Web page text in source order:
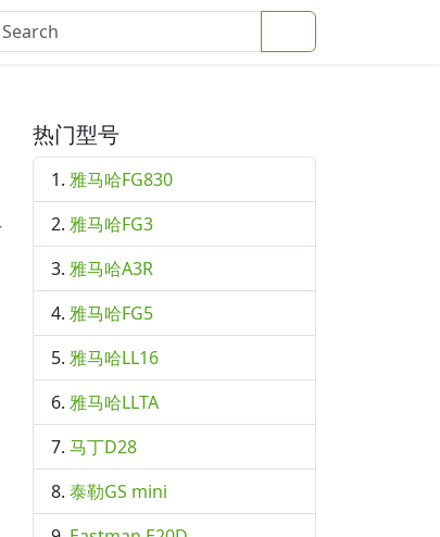
热门型号
雅马哈FG830
雅马哈FG3
雅马哈A3R
雅马哈FG5
雅马哈LL16
雅马哈LLTA
马丁D28
泰勒GS mini